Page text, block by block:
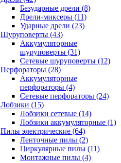
Безударные дрели (8)
Дрели-миксеры (11)
Ударные дрели (23)
Шуруповерты (43)
Аккумуляторные
шуруповерты (31)
Сетевые шуруповерты (12)
Перфораторы (28)
Аккумуляторные
перфораторы (4)
Сетевые перфораторы (24)
Лобзики (15)
Лобзики сетевые (14)
Лобзики аккумуляторные (1)
Пилы электрические (64)
Ленточные пилы (2)
Циркулярные пилы (11)
Монтажные пилы (4)